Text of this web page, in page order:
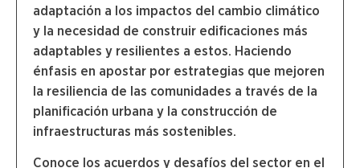
adaptación a los impactos del cambio climático
y la necesidad de construir edificaciones más
adaptables y resilientes a estos. Haciendo
énfasis en apostar por estrategias que mejoren
la resiliencia de las comunidades a través de la
planificación urbana y la construcción de
infraestructuras más sostenibles.
Conoce los acuerdos y desafíos del sector en el